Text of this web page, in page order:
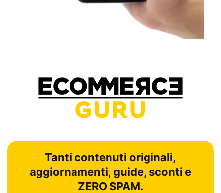
Tanti contenuti originali,
aggiornamenti, guide, sconti e
ZERO SPAM.